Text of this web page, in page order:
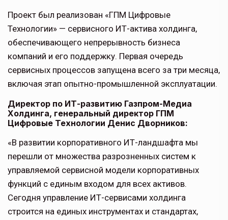
Проект был реализован «ГПМ Цифровые
Технологии» — сервисного ИТ-актива холдинга,
обеспечивающего непрерывность бизнеса
компаний и его поддержку. Первая очередь
сервисных процессов запущена всего за три месяца,
включая этап опытно-промышленной эксплуатации.
Директор по ИТ-развитию Газпром-Медиа
Холдинга, генеральный директор ГПМ
Цифровые Технологии Денис Дворников:
«В развитии корпоративного ИТ-ландшафта мы
перешли от множества разрозненных систем к
управляемой сервисной модели корпоративных
функций с единым входом для всех активов.
Сегодня управление ИТ-сервисами холдинга
строится на единых инструментах и стандартах,